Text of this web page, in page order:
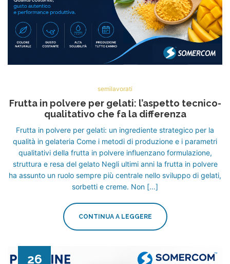
semilavorati
Frutta in polvere per gelati: l’aspetto tecnico-
qualitativo che fa la differenza
Frutta in polvere per gelati: un ingrediente strategico per la
qualità in gelateria Come i metodi di produzione e i parametri
qualitativi della frutta in polvere influenzano formulazione,
struttura e resa del gelato Negli ultimi anni la frutta in polvere
ha assunto un ruolo sempre più centrale nello sviluppo di gelati,
sorbetti e creme. Non […]
CONTINUA A LEGGERE
26